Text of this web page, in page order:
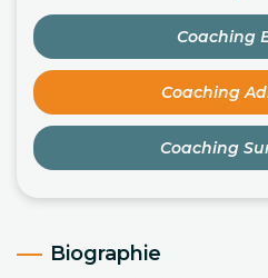
Coaching
Coaching
Coaching
Biographie